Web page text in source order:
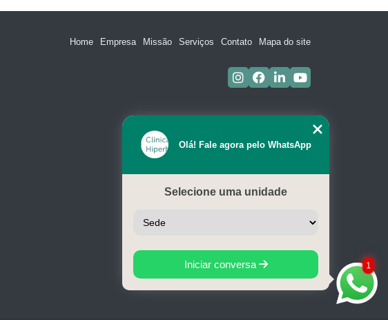
Home Empresa Missão Serviços Contato Mapa do site
1
Olá! Fale agora pelo WhatsApp
Selecione uma unidade
Iniciar conversa